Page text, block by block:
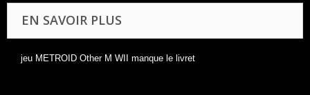
EN SAVOIR PLUS
jeu METROID Other M WII manque le livret